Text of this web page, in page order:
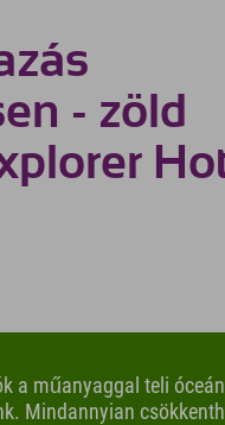
- zöld
a műanyaggal teli
Mindannyian